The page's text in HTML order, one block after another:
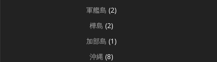
軍艦島 (2)
樺島 (2)
加部島 (1)
沖縄 (8)